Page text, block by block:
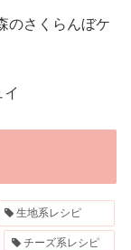
のさくらんぼケ
生地系レシピ
チーズ系レシピ